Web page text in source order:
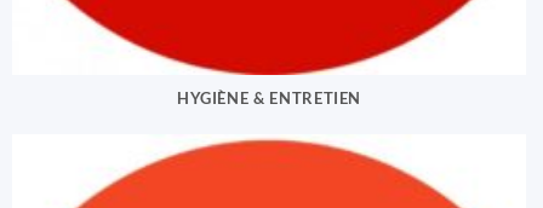
HYGIÈNE & ENTRETIEN